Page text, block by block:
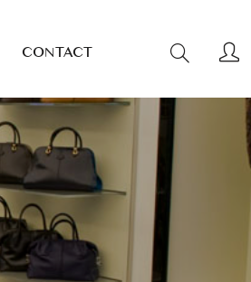
CONTACT